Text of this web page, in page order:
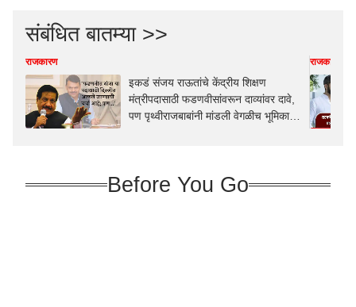
संबंधित बातम्या >>
राजकारण
इकडं संजय राऊतांचे केंद्रीय शिक्षण
मंत्रीपदासाठी फडणवीसांवरून दाव्यांवर दावे,
पण पृथ्वीराजबाबांनी मांडली वेगळीच भूमिका!
राजकारण
Before You Go